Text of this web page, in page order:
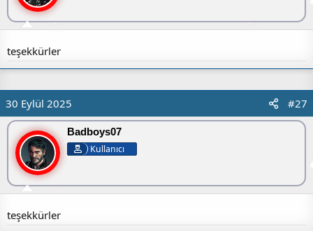
teşekkürler
30 Eylül 2025 #27
Badboys07
Kullanıcı
teşekkürler